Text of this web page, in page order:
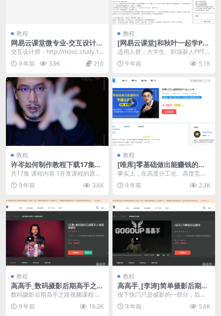
教程
网易云课堂微专业-交互设计师
_产品运营_UI设计师[百度云
盘]
交互设计师：http://mooc.study.16
3.com/smartSpe...
9 年前 3.9K 210
教程
[网易云课堂]和秋叶一起学PP
T_新手入门提高PPT教程[百度
网盘下载]
适用人群：大学生、职场新人PPT
小白，希望系统提升PPT技能求职
应聘只会PPT基...
9 年前 5.1K
教程
许岑如何制作教程下载17集
[百度网盘下载]
共17集 课程内容 1开发课程的原因
前面的几张都是老师自己的故事，
大概的意思是...
9 年前 3.6K
教程
[唯库]零基础做出能赚钱的牛
逼公众号_零基础学习运营公众
事实上，在高度分工化、高度竞争
化的今天，作为没有本钱、没有背
景的普通人，想要赚取...
9 年前 2.3K
教程
高高手_数码摄影后期高手之路
视频课程[百度网盘下载]
数码摄影后期高手之路视频课程 原
地址： http://www.gogoup.co...
9 年前 16.3K
教程
高高手_[李涛]简单摄影后期课
[超清视频资源][百度云盘下载]
按下快门只是摄影的一部分，后期
对于摄影来说同样的重要。没有掌
握后期技术的数码摄影...
9 年前 5.6K